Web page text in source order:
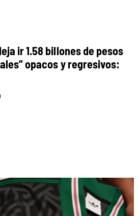
ir 1.58 billones de pesos
opacos y regresivos: